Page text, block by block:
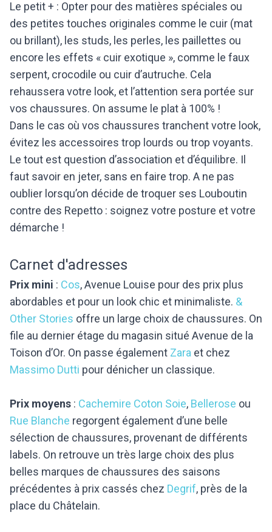
Le petit + : Opter pour des matières spéciales ou
des petites touches originales comme le cuir (mat
ou brillant), les studs, les perles, les paillettes ou
encore les effets « cuir exotique », comme le faux
serpent, crocodile ou cuir d’autruche. Cela
rehaussera votre look, et l’attention sera portée sur
vos chaussures. On assume le plat à 100% !
Dans le cas où vos chaussures tranchent votre look,
évitez les accessoires trop lourds ou trop voyants.
Le tout est question d’association et d’équilibre. Il
faut savoir en jeter, sans en faire trop. A ne pas
oublier lorsqu’on décide de troquer ses Louboutin
contre des Repetto : soignez votre posture et votre
démarche !
Carnet d'adresses
Prix mini : Cos, Avenue Louise pour des prix plus
abordables et pour un look chic et minimaliste. &
Other Stories offre un large choix de chaussures. On
file au dernier étage du magasin situé Avenue de la
Toison d’Or. On passe également Zara et chez
Massimo Dutti pour dénicher un classique.
Prix moyens : Cachemire Coton Soie, Bellerose ou
Rue Blanche regorgent également d’une belle
sélection de chaussures, provenant de différents
labels. On retrouve un très large choix des plus
belles marques de chaussures des saisons
précédentes à prix cassés chez Degrif, près de la
place du Châtelain.